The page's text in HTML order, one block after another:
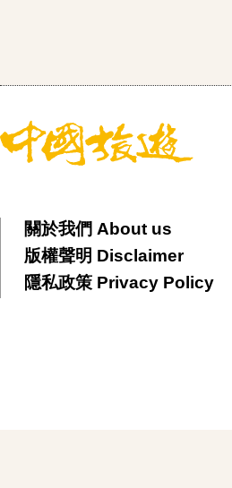
關於我們 About us
版權聲明 Disclaimer
隱私政策 Privacy Policy